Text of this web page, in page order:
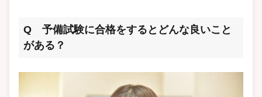
Q 予備試験に合格をするとどんな良いこと
がある？